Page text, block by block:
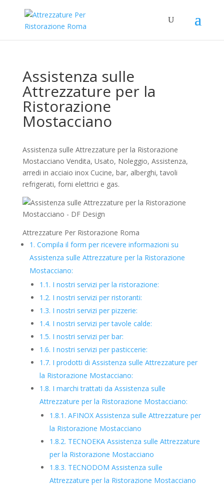
Assistenza sulle
Attrezzature per la
Ristorazione
Mostacciano
Assistenza sulle Attrezzature per la Ristorazione
Mostacciano Vendita, Usato, Noleggio, Assistenza,
arredi in acciaio inox Cucine, bar, alberghi, tavoli
refrigerati, forni elettrici e gas.
Attrezzature Per Ristorazione Roma
1. Compila il form per ricevere informazioni su
Assistenza sulle Attrezzature per la Ristorazione
Mostacciano:
1.1. I nostri servizi per la ristorazione:
1.2. I nostri servizi per ristoranti:
1.3. I nostri servizi per pizzerie:
1.4. I nostri servizi per tavole calde:
1.5. I nostri servizi per bar:
1.6. I nostri servizi per pasticcerie:
1.7. I prodotti di Assistenza sulle Attrezzature per
la Ristorazione Mostacciano:
1.8. I marchi trattati da Assistenza sulle
Attrezzature per la Ristorazione Mostacciano:
1.8.1. AFINOX Assistenza sulle Attrezzature per
la Ristorazione Mostacciano
1.8.2. TECNOEKA Assistenza sulle Attrezzature
per la Ristorazione Mostacciano
1.8.3. TECNODOM Assistenza sulle
Attrezzature per la Ristorazione Mostacciano